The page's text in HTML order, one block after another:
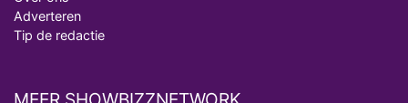
Adverteren
Tip de redactie